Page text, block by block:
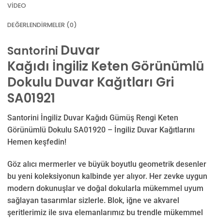
VIDEO
DEĞERLENDIRMELER (0)
Santorini Duvar
Kağıdı İngiliz Keten Görünümlü
Dokulu Duvar Kağıtları Gri
SA01921
Santorini İngiliz Duvar Kağıdı Gümüş Rengi Keten
Görünümlü Dokulu SA01920 – İngiliz Duvar Kağıtlarını
Hemen keşfedin!
Göz alıcı mermerler ve büyük boyutlu geometrik desenler
bu yeni koleksiyonun kalbinde yer alıyor. Her zevke uygun
modern dokunuşlar ve doğal dokularla mükemmel uyum
sağlayan tasarımlar sizlerle. Blok, iğne ve akvarel
şeritlerimiz ile sıva elemanlarımız bu trendle mükemmel